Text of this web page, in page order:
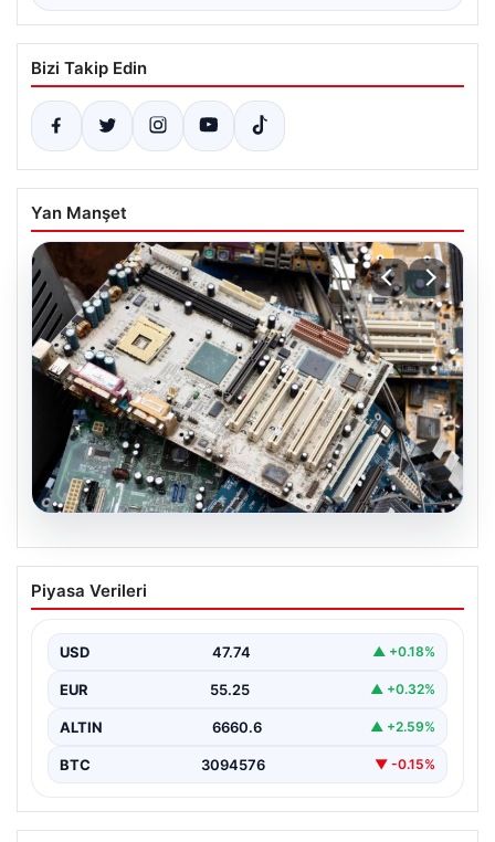
Bizi Takip Edin
Yan Manşet
Sektörel Atık Çözümleri ile Geri
Dönüşüm
altyapı sistemlerini sürekli aralıklarla değiştirmektedir.
Bu güncelleme süreçlerinde…
Piyasa Verileri
USD 47.74 ▲ +0.18%
EUR 55.25 ▲ +0.32%
ALTIN 6660.6 ▲ +2.59%
BTC 3094576 ▼ -0.15%